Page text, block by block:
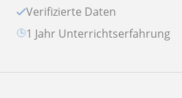
Verifizierte Daten
1 Jahr Unterrichtserfahrung